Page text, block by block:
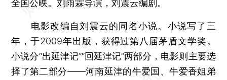
全国公映。刘雨霖导演，刘震云编剧。
电影改编自刘震云的同名小说。小说写了三
年，于2009年出版，获得过第八届茅盾文学奖。
小说分“出延津记”“回延津记”两部分，电影则主要选
择了第二部分——河南延津的牛爱国、牛爱香姐弟